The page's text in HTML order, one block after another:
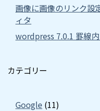
画像に画像のリンク設
ィタ
wordpress 7.0.1 罫線
カテゴリー
Google (11)